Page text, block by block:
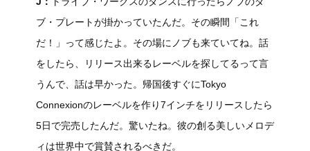
ブ・プレートが掛かっていたんだ。その瞬間「これ
だ！」って感じたよ。その場にノブも来ていてね。話
をしたら、リリース出来るレーベルを探してるって言
うんで、話は早かった。帰国後すぐにTokyo
Connexionのレーベルを作り7インチをリリースしたら
5日で完売したんだ。驚いたね。彼の創る美しいメロデ
ィは世界中で賞賛されるべきだ。